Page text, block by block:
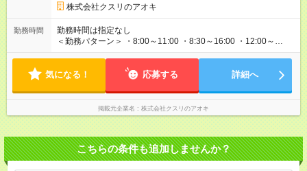
に対応できる方は時給――― 8:00～17:00＋68円 17:00～22:00
＋168円 ★当社条件★ 1.月の半分以上 水 日曜日出勤可能な方 2.
当社近隣店舗へのヘルプが可能な方 3.下記のいずれかの時間帯
で勤務可能な方 a 8:30～ b ～18:00 c ～閉店時間 【試用期
株式会社クスリのアオキ
勤務時間
勤務時間は指定なし
＜勤務パターン＞ ・8:00～11:00 ・8:30～16:00 ・12:00～
18:00 上記勤務時間内で1日3時間以上 ※1日の実働時間が法定労
気になる！ 応募する 詳細へ
掲載元企業名 株式会社クスリのアオキ
こちらの条件も追加しませんか？